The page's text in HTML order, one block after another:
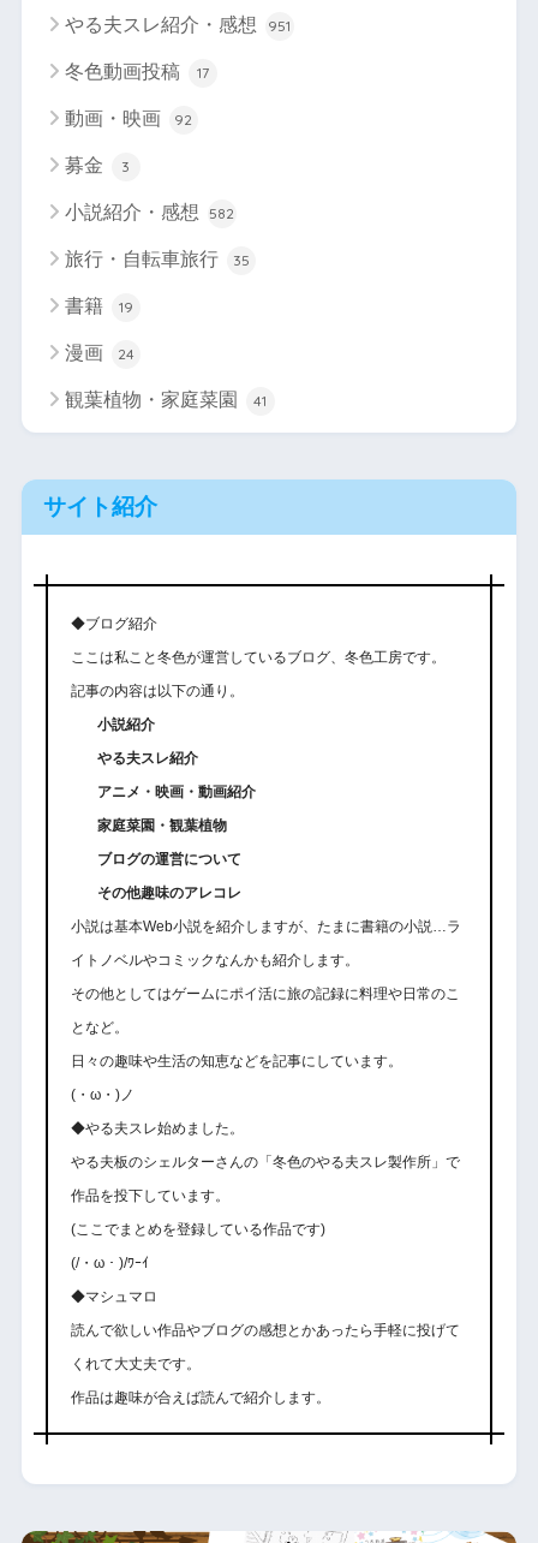
やる夫スレ紹介・感想 951
冬色動画投稿 17
動画・映画 92
募金 3
小説紹介・感想 582
旅行・自転車旅行 35
書籍 19
漫画 24
観葉植物・家庭菜園 41
サイト紹介
◆ブログ紹介
ここは私こと冬色が運営しているブログ、冬色工房です。
記事の内容は以下の通り。
小説紹介
やる夫スレ紹介
アニメ・映画・動画紹介
家庭菜園・観葉植物
ブログの運営について
その他趣味のアレコレ
小説は基本Web小説を紹介しますが、たまに書籍の小説…ラ
イトノベルやコミックなんかも紹介します。
その他としてはゲームにポイ活に旅の記録に料理や日常のこ
となど。
日々の趣味や生活の知恵などを記事にしています。
(・ω・)ノ
◆やる夫スレ始めました。
やる夫板のシェルターさんの「冬色のやる夫スレ製作所」で
作品を投下しています。
(ここでまとめを登録している作品です)
(/・ω・)/ﾜｰｲ
◆マシュマロ
読んで欲しい作品やブログの感想とかあったら手軽に投げて
くれて大丈夫です。
作品は趣味が合えば読んで紹介します。